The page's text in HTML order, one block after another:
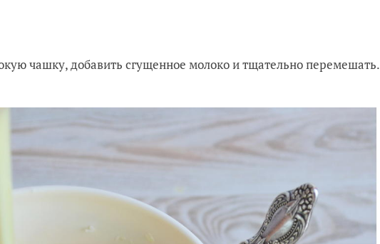
чашку, добавить сгущенное молоко и тщательно перемешать.